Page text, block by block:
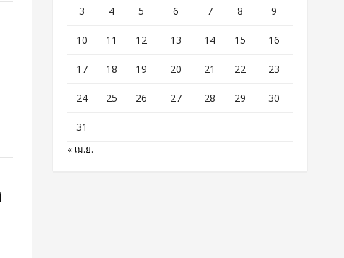
3 4 5 6 7 8 9
10 11 12 13 14 15 16
17 18 19 20 21 22 23
24 25 26 27 28 29 30
31
« เม.ย.